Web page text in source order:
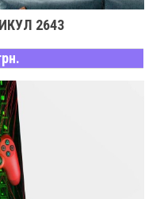
2643